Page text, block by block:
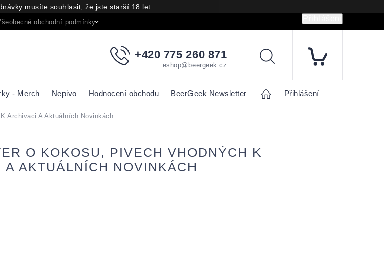
musíte souhlasit, že jste starší 18 let.
obchodní podmínky
+420 775 260 871
eshop@beergeek.cz
Hledat
- Merch Nepivo Hodnocení obchodu BeerGeek Newsletter Home Přihlášení
Archivaci A Aktuálních Novinkách
O KOKOSU, PIVECH VHODNÝCH K
A AKTUÁLNÍCH NOVINKÁCH